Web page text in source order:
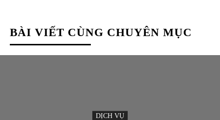
BÀI VIẾT CÙNG CHUYÊN MỤC
DỊCH VỤ